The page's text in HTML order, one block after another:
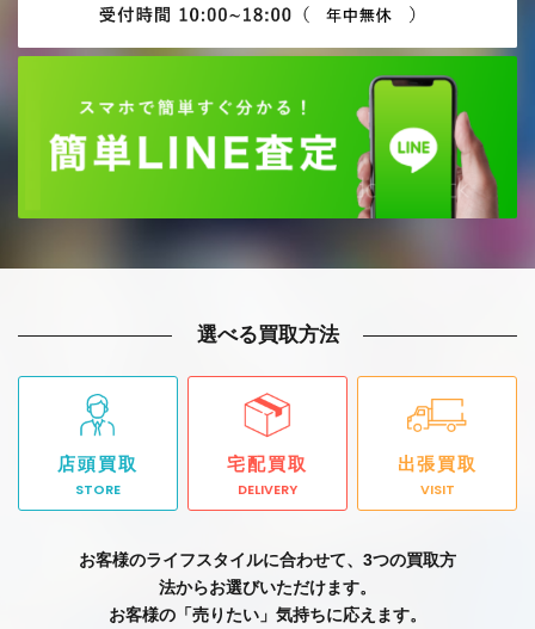
選べる買取方法
店頭買取
STORE
宅配買取
DELIVERY
出張買取
VISIT
お客様のライフスタイルに合わせて、3つの買取方
法からお選びいただけます。
お客様の「売りたい」気持ちに応えます。